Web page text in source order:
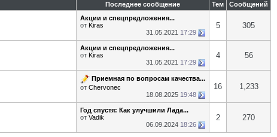
Последнее сообщение Тем Сообщений
Акции и спецпредложения...
от Kiras
31.05.2021 17:29
5 305
Акции и спецпредложения...
от Kiras
31.05.2021 17:29
4 56
Приемная по вопросам качества...
от Chervonec
18.08.2025 19:48
16 1,233
Год спустя: Как улучшили Лада...
от Vadik
06.09.2024 18:26
2 270